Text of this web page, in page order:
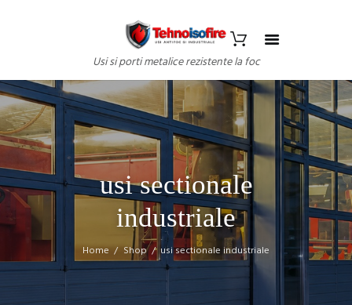
Usi si porti metalice rezistente la foc
usi sectionale
industriale
Home Shop usi sectionale industriale